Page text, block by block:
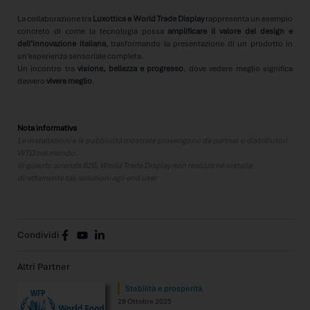
La collaborazione tra Luxottica e World Trade Displayrappresenta un esempio
concreto di come la tecnologia possa amplificare il valore del design e
dell’innovazione italiana, trasformando la presentazione di un prodotto in
un’esperienza sensoriale completa.
Un incontro travisione, bellezza e progresso, dove vedere meglio significa
davvero vivere meglio.
Nota informativa
Condividi
Altri Partner
Stabilità e prosperità
29 Ottobre 2025